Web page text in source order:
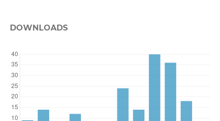
DOWNLOADS